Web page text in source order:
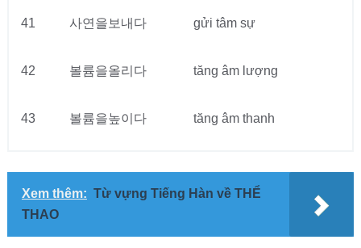
41 사연을보내다 gửi tâm sự
42 볼륨을올리다 tăng âm lượng
43 볼륨을높이다 tăng âm thanh
Xem thêm: Từ vựng Tiếng Hàn về THỂ
THAO